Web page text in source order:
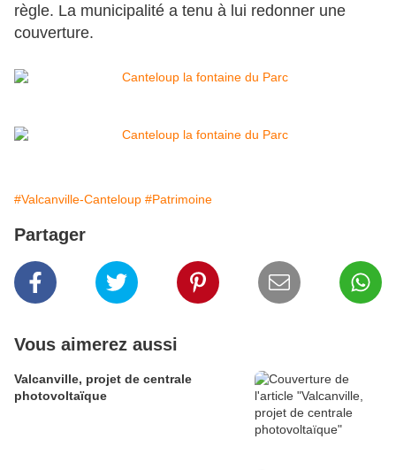
règle. La municipalité a tenu à lui redonner une
couverture.
#Valcanville-Canteloup #Patrimoine
Partager
Vous aimerez aussi
Valcanville, projet de centrale
photovoltaïque